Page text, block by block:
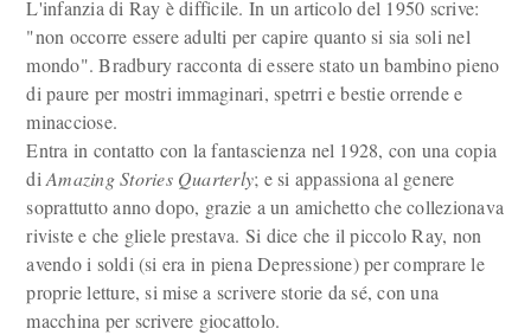
L'infanzia di Ray è difficile. In un articolo del 1950 scrive:
"non occorre essere adulti per capire quanto si sia soli nel
mondo". Bradbury racconta di essere stato un bambino pieno
di paure per mostri immaginari, spetrri e bestie orrende e
minacciose.
Entra in contatto con la fantascienza nel 1928, con una copia
diAmazing Stories Quarterly; e si appassiona al genere
soprattutto anno dopo, grazie a un amichetto che collezionava
riviste e che gliele prestava. Si dice che il piccolo Ray, non
avendo i soldi (si era in piena Depressione) per comprare le
proprie letture, si mise a scrivere storie da sé, con una
macchina per scrivere giocattolo.